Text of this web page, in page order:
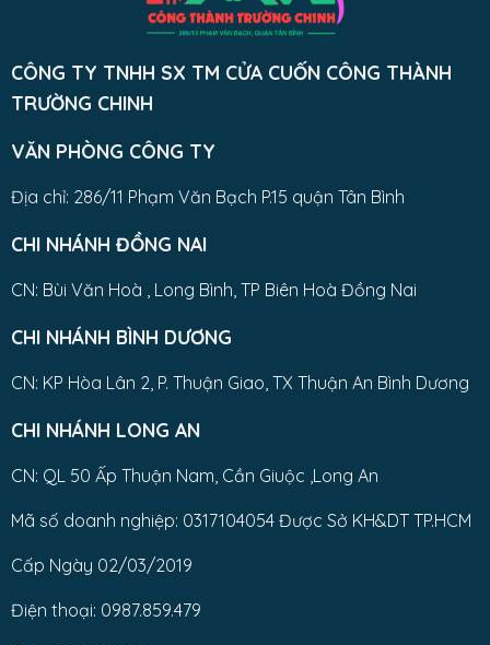
CÔNG TY TNHH SX TM CỬA CUỐN CÔNG THÀNH
TRƯỜNG CHINH
VĂN PHÒNG CÔNG TY
Địa chỉ: 286/11 Phạm Văn Bạch P.15 quận Tân Bình
CHI NHÁNH ĐỒNG NAI
CN: Bùi Văn Hoà , Long Bình, TP Biên Hoà Đồng Nai
CHI NHÁNH BÌNH DƯƠNG
CN: KP Hòa Lân 2, P. Thuận Giao, TX Thuận An Bình Dương
CHI NHÁNH LONG AN
CN: QL 50 Ấp Thuận Nam, Cần Giuộc ,Long An
Mã số doanh nghiệp: 0317104054 Được Sở KH&DT TP.HCM
Cấp Ngày 02/03/2019
Điện thoại: 0987.859.479